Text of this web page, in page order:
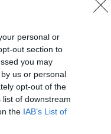
personal or
out section to
you may
us or personal
opt-out of the
of downstream
the IAB’s List of
приключи,кашата е